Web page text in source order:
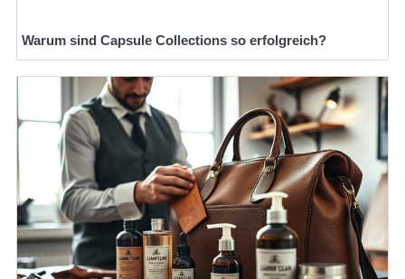
Warum sind Capsule Collections so erfolgreich?